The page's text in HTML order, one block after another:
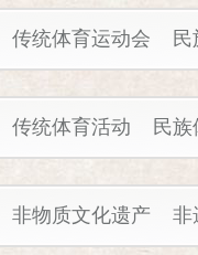
传统体育运动会
传统体育活动 民
非物质文化遗产 非